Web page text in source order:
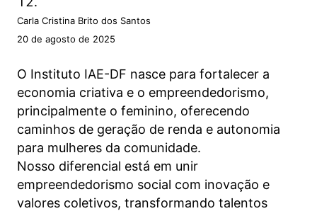
Carla Cristina Brito dos Santos
20 de agosto de 2025
O Instituto IAE-DF nasce para fortalecer a
economia criativa e o empreendedorismo,
principalmente o feminino, oferecendo
caminhos de geração de renda e autonomia
para mulheres da comunidade.
Nosso diferencial está em unir
empreendedorismo social com inovação e
valores coletivos, transformando talentos